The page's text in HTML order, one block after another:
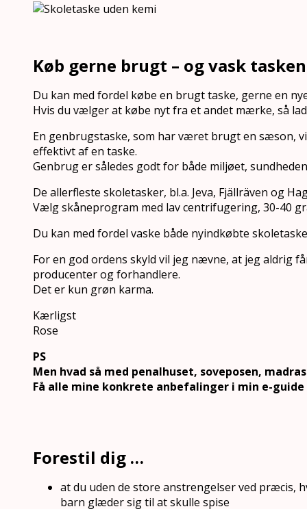
Køb gerne brugt – og vask tasken
Du kan med fordel købe en brugt taske, gerne en
Hvis du vælger at købe nyt fra et andet mærke, så
En genbrugstaske, som har været brugt en sæson,
effektivt af en taske.
Genbrug er således godt for både miljøet,
De allerfleste skoletasker, bl.a. Jeva, Fjällräven og
Vælg skåneprogram med lav centrifugering, 30-40
Du kan med fordel vaske både nyindkøbte
For en god ordens skyld vil jeg nævne, at jeg aldrig
producenter og forhandlere.
Det er kun grøn karma.
Kærligst
Rose
PS
Men hvad så med penalhuset, soveposen,
Få alle mine konkrete anbefalinger i min e-guide
Forestil dig …
at du uden de store anstrengelser ved præcis,
barn glæder sig til at skulle spise